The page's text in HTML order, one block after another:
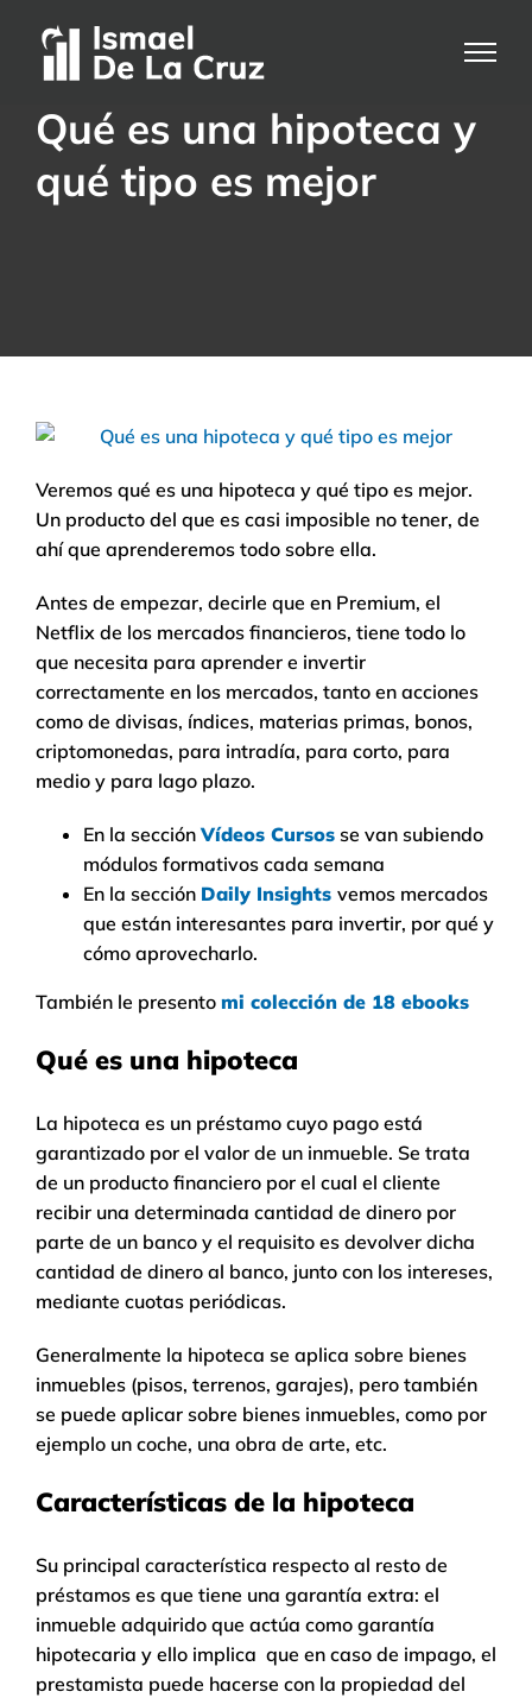
Qué es una hipoteca y
qué tipo es mejor
Veremos qué es una hipoteca y qué tipo es mejor.
Un producto del que es casi imposible no tener, de
ahí que aprenderemos todo sobre ella.
Antes de empezar, decirle que en Premium, el
Netflix de los mercados financieros, tiene todo lo
que necesita para aprender e invertir
correctamente en los mercados, tanto en acciones
como de divisas, índices, materias primas, bonos,
criptomonedas, para intradía, para corto, para
medio y para lago plazo.
En la sección Vídeos Cursos se van subiendo
módulos formativos cada semana
En la sección Daily Insights vemos mercados
que están interesantes para invertir, por qué y
cómo aprovecharlo.
También le presento mi colección de 18 ebooks
Qué es una hipoteca
La hipoteca es un préstamo cuyo pago está
garantizado por el valor de un inmueble. Se trata
de un producto financiero por el cual el cliente
recibir una determinada cantidad de dinero por
parte de un banco y el requisito es devolver dicha
cantidad de dinero al banco, junto con los intereses,
mediante cuotas periódicas.
Generalmente la hipoteca se aplica sobre bienes
inmuebles (pisos, terrenos, garajes), pero también
se puede aplicar sobre bienes inmuebles, como por
ejemplo un coche, una obra de arte, etc.
Características de la hipoteca
Su principal característica respecto al resto de
préstamos es que tiene una garantía extra: el
inmueble adquirido que actúa como garantía
hipotecaria y ello implica que en caso de impago, el
prestamista puede hacerse con la propiedad del